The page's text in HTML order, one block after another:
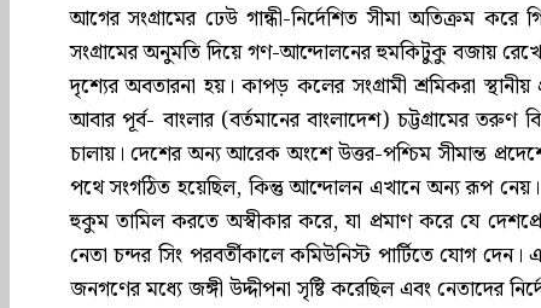
আগের সংগ্রামের ঢেউ গান্ধী-নির্দেশিত সীমা অতিক্রম
সংগ্রামের অনুমতি দিয়ে গণ-আন্দোলনের হুমকিটুকু বজায়
দৃশ্যের অবতারনা হয়। কাপড় কলের সংগ্রামী শ্রমিকরা
আবার পূর্ব- বাংলার (বর্তমানের বাংলাদেশ) চট্টগ্রামের তরুণ
চালায়। দেশের অন্য আরেক অংশে উত্তর-পশ্চিম সীমান্ত
পথে সংগঠিত হয়েছিল, কিন্তু আন্দোলন এখানে অন্য রূপ
হুকুম তামিল করতে অস্বীকার করে, যা প্রমাণ করে যে
নেতা চন্দর সিং পরবর্তীকালে কমিউনিস্ট পার্টিতে যোগ
জনগণের মধ্যে জঙ্গী উদ্দীপনা সৃষ্টি করেছিল এবং নেতাদের